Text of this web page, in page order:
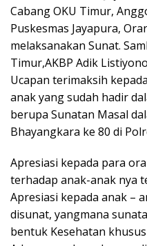
Cabang OKU Timur,
Puskesmas Jayapura,
melaksanakan Sunat.
Timur,AKBP Adik
Ucapan terimaksih
anak yang sudah hadir
berupa Sunatan Masal
Bhayangkara ke 80 di
Apresiasi kepada para
terhadap anak-anak nya
Apresiasi kepada anak –
disunat, yangmana
bentuk Kesehatan